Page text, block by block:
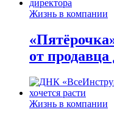
Жизнь в компании
от продавца
Жизнь в компании